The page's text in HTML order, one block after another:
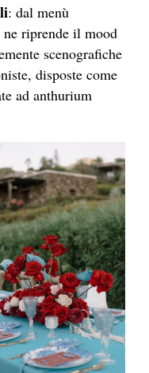
: dal menù
riprende il mood
scenografiche
disposte come
ad anthurium